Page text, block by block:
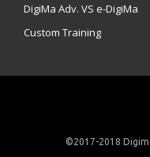
DigiMa Adv. VS e-DigiMa
Custom Training
©2017-2018